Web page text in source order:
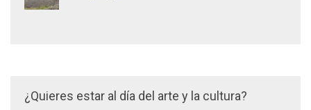
¿Quieres estar al día del arte y la cultura?